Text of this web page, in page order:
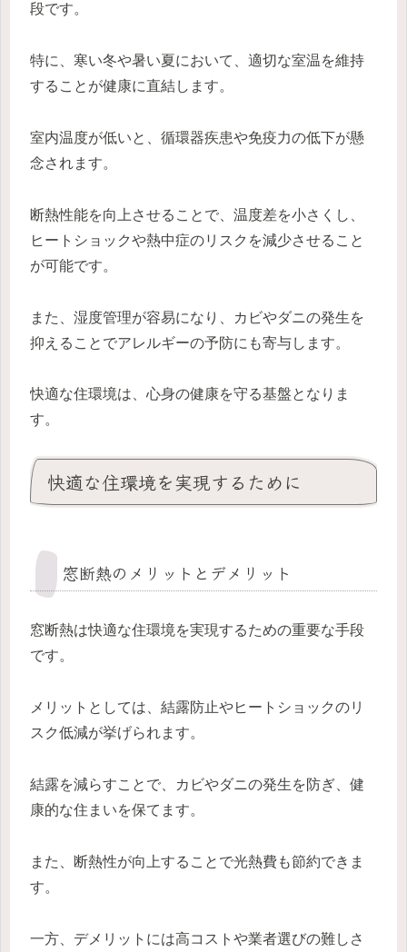
段です。
特に、寒い冬や暑い夏において、適切な室温を維持
することが健康に直結します。
室内温度が低いと、循環器疾患や免疫力の低下が懸
念されます。
断熱性能を向上させることで、温度差を小さくし、
ヒートショックや熱中症のリスクを減少させること
が可能です。
また、湿度管理が容易になり、カビやダニの発生を
抑えることでアレルギーの予防にも寄与します。
快適な住環境は、心身の健康を守る基盤となりま
す。
快適な住環境を実現するために
窓断熱のメリットとデメリット
窓断熱は快適な住環境を実現するための重要な手段
です。
メリットとしては、結露防止やヒートショックのリ
スク低減が挙げられます。
結露を減らすことで、カビやダニの発生を防ぎ、健
康的な住まいを保てます。
また、断熱性が向上することで光熱費も節約できま
す。
一方、デメリットには高コストや業者選びの難しさ